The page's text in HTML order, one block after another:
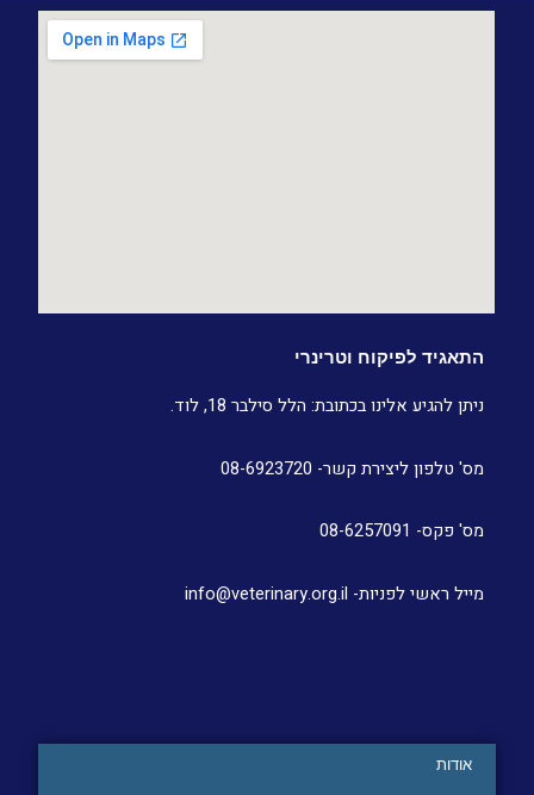
אודות
התאגיד לפיקוח וטרינרי
ניתן להגיע אלינו בכתובת: הלל סילבר 18, לוד.
מס' טלפון ליצירת קשר- 08-6923720
מס' פקס- 08-6257091
מייל ראשי לפניות- info@veterinary.org.il